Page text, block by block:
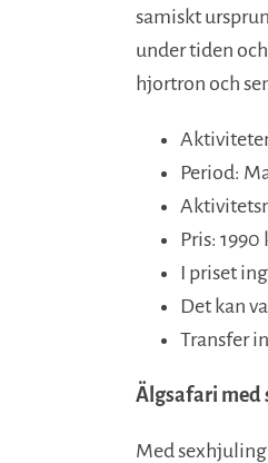
samiskt
under tiden
hjortron och
Period:
Pris:
I priset
Det kan
Transfer
Älgsafari med
Med sexhjuling